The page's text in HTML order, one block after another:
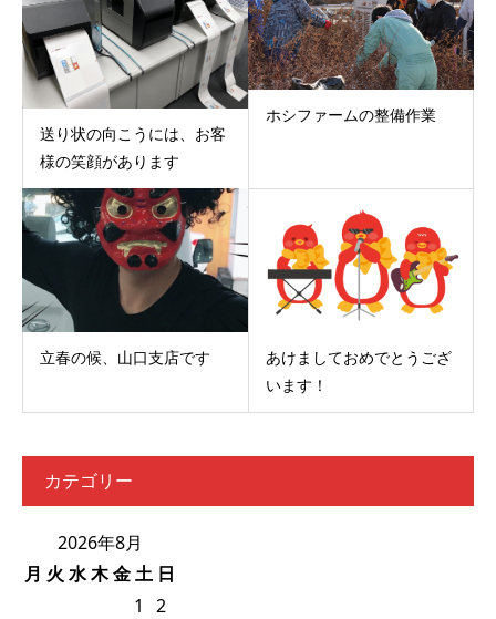
送り状の向こうには、お客
様の笑顔があります
ホシファームの整備作業
立春の候、山口支店です
あけましておめでとうござ
います！
カテゴリー
2026年8月
月 火 水木金土 日
1
2